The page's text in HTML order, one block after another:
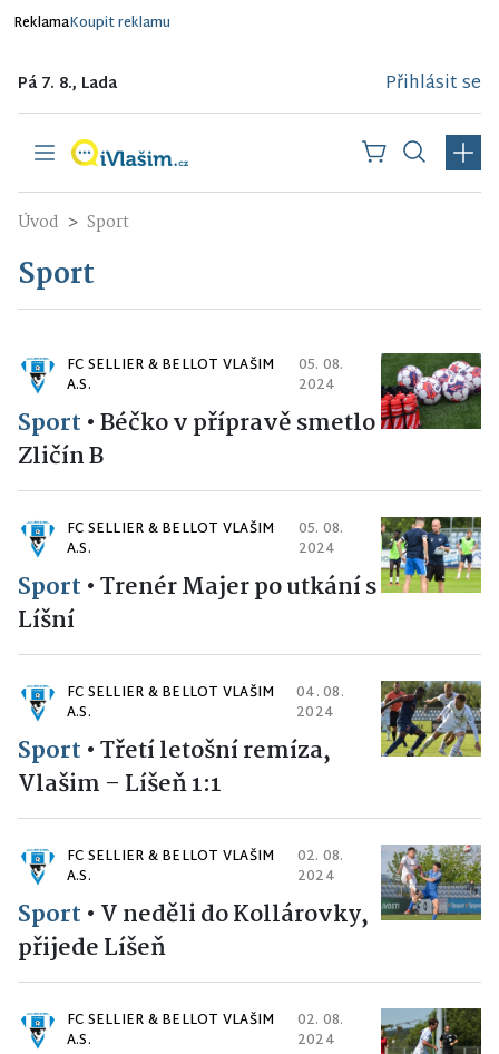
ReklamaKoupit reklamu
Pá 7. 8., Lada Přihlásit se
Úvod Sport
Sport
FC SELLIER & BELLOT VLAŠIM
A.S.
05. 08.
2024
Sport •Béčko v přípravě smetlo
Zličín B
FC SELLIER & BELLOT VLAŠIM
A.S.
05. 08.
2024
Sport •Trenér Majer po utkání s
Líšní
FC SELLIER & BELLOT VLAŠIM
A.S.
04. 08.
2024
Sport •Třetí letošní remíza,
Vlašim – Líšeň 1:1
FC SELLIER & BELLOT VLAŠIM
A.S.
02. 08.
2024
Sport • V neděli do Kollárovky,
přijede Líšeň
FC SELLIER & BELLOT VLAŠIM
A.S.
02. 08.
2024